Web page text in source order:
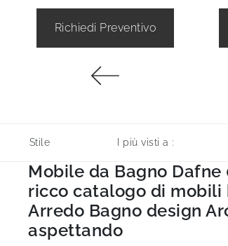
Richiedi Preventivo
Stile I più visti a :
Mobile da Bagno Dafne
ricco catalogo di mobili
Arredo Bagno design
aspettando